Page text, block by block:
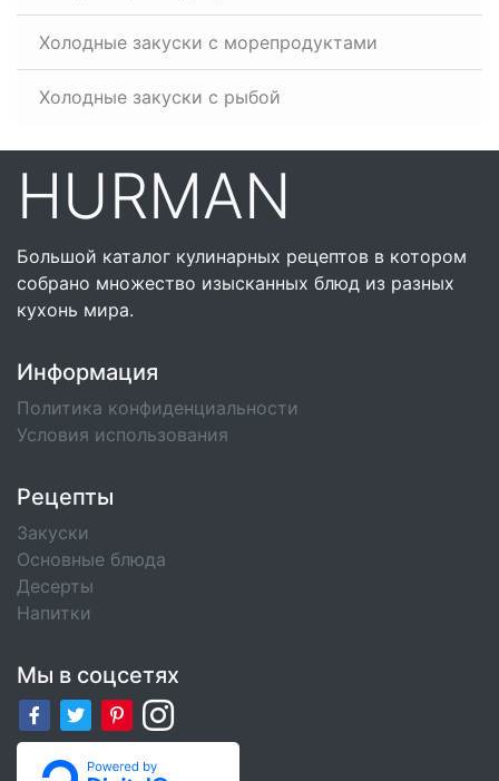
Холодные закуски с морепродуктами
Холодные закуски с рыбой
HURMAN
Большой каталог кулинарных рецептов в котором
собрано множество изысканных блюд из разных
кухонь мира.
Информация
Политика конфиденциальности
Условия использования
Рецепты
Закуски
Основные блюда
Десерты
Напитки
Мы в соцсетях